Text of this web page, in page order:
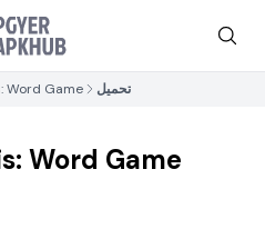
Word Game تحميل
Word Game